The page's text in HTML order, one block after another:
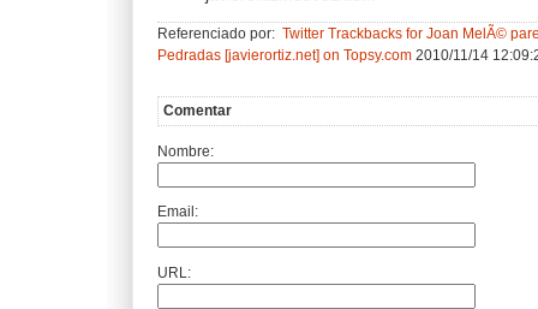
Referenciado por: Twitter Trackbacks for Joan MelÃ©
Pedradas [javierortiz.net] on Topsy.com 2010/11/14
Comentar
Nombre:
Email:
URL: